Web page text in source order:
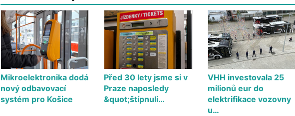
Mikroelektronika dodá
nový odbavovací
systém pro Košice
Před 30 lety jsme si v
Praze naposledy
&quot;štípnuli…
VHH investovala 25
milionů eur do
elektrifikace vozovny
u…